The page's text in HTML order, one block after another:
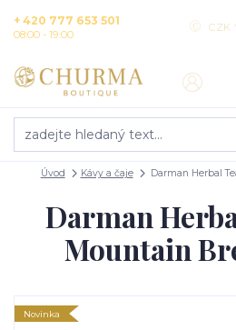
CZK
+ 420 777 653 501
08:00 - 19:00
Úvod Kávy a čaje Darman Herbal
Darman
Mountain
Novinka